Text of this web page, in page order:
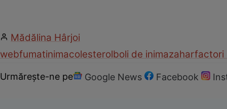
Mădălina Hârjoi
webfumatinimacolesterolboli de inimazaharfactori
Urmărește-ne pe Google News Facebook